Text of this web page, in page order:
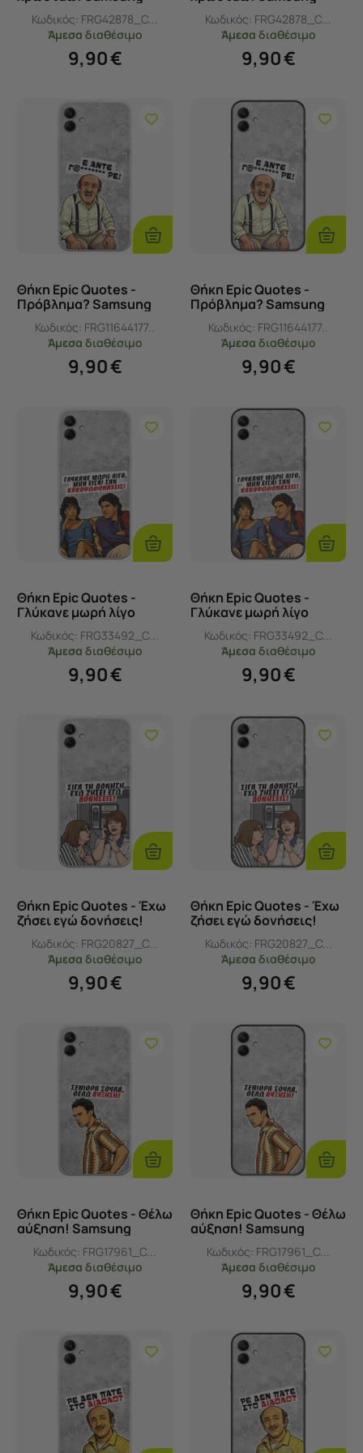
Galaxy F04 Flexible TPU
(Διάφανη Σιλικόνη)
Κωδικός: FRG42878_C...
Άμεσα διαθέσιμο
9,90€
Galaxy F04 Black TPU
(Μαύρη Σιλικόνη)
Κωδικός: FRG42878_C...
Άμεσα διαθέσιμο
9,90€
Προσθήκη
Στο
Καλάθι
Θήκη Epic Quotes -
Πρόβλημα? Samsung
Galaxy F04 Flexible TPU
(Διάφανη Σιλικόνη)
Κωδικός: FRG11644177..
Άμεσα διαθέσιμο
9,90€
Στο
Καλάθι
Θήκη Epic Quotes -
Πρόβλημα? Samsung
Galaxy F04 Black TPU
(Μαύρη Σιλικόνη)
Κωδικός: FRG11644177..
Άμεσα διαθέσιμο
9,90€
Προσθήκη
Στο
Καλάθι
Θήκη Epic Quotes -
Γλύκανε μωρή λίγο
Samsung Galaxy F04
Flexible TPU (Διάφανη
Σιλικόνη)
Κωδικός: FRG33492_C...
Άμεσα διαθέσιμο
9,90€
Στο
Καλάθι
Θήκη Epic Quotes -
Γλύκανε μωρή λίγο
Samsung Galaxy F04
Black TPU (Μαύρη
Σιλικόνη)
Κωδικός: FRG33492_C...
Άμεσα διαθέσιμο
9,90€
Προσθήκη
Στο
Καλάθι
Θήκη Epic Quotes - Έχω
ζήσει εγώ δονήσεις!
Samsung Galaxy F04
Flexible TPU (Διάφανη
Σιλικόνη)
Κωδικός: FRG20827_C...
Άμεσα διαθέσιμο
9,90€
Στο
Καλάθι
Θήκη Epic Quotes - Έχω
ζήσει εγώ δονήσεις!
Samsung Galaxy F04
Black TPU (Μαύρη
Σιλικόνη)
Κωδικός: FRG20827_C...
Άμεσα διαθέσιμο
9,90€
Προσθήκη
Στο
Καλάθι
Θήκη Epic Quotes - Θέλω
αύξηση! Samsung
Galaxy F04 Flexible TPU
(Διάφανη Σιλικόνη)
Κωδικός: FRG17961_C...
Άμεσα διαθέσιμο
9,90€
Στο
Καλάθι
Θήκη Epic Quotes - Θέλω
αύξηση! Samsung
Galaxy F04 Black TPU
(Μαύρη Σιλικόνη)
Κωδικός: FRG17961_C...
Άμεσα διαθέσιμο
9,90€
Προσθήκη